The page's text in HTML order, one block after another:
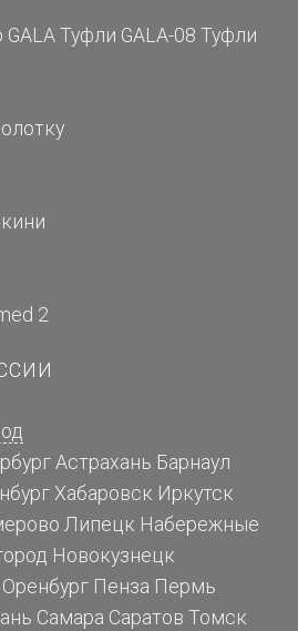
GALAТуфли GALA-08 Туфли
2
Астрахань Барнаул
Хабаровск Иркутск
Липецк Набережные
Новокузнецк
Оренбург Пенза Пермь
Самара Саратов Томск